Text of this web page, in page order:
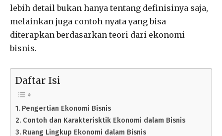
lebih detail bukan hanya tentang definisinya saja,
melainkan juga contoh nyata yang bisa
diterapkan berdasarkan teori dari ekonomi
bisnis.
Daftar Isi
Pengertian Ekonomi Bisnis
Contoh dan Karakterisktik Ekonomi dalam Bisnis
Ruang Lingkup Ekonomi dalam Bisnis